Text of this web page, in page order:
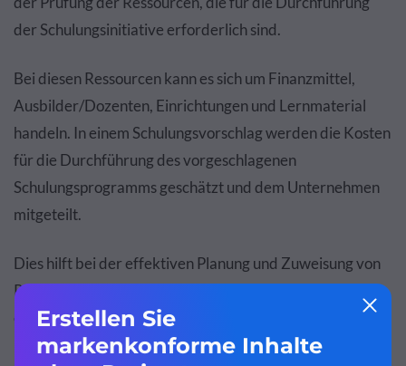
der Schulungsinitiative erforderlich sind.
Bei diesen Ressourcen kann es sich um Finanzmittel,
Ausbilder/Dozenten, Einrichtungen und Lernmaterial
handeln. In einem Schulungsvorschlag werden die Kosten
für die Durchführung des vorgeschlagenen
Schulungsprogramms geschätzt und dem Unternehmen
mitgeteilt.
Dies hilft bei der effektiven Planung und Zuweisung von
Ressourcen und stellt sicher, dass alle für ein
erfolgreiches Schulungsprojekt erforderlichen
Komponenten vorhanden sind.